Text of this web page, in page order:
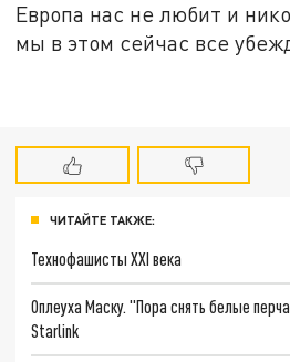
Европа нас не любит и
мы в этом сейчас все
ЧИТАЙТЕ ТАКЖЕ:
Технофашисты XXI века
Оплеуха Маску. "Пора снять белые
Starlink